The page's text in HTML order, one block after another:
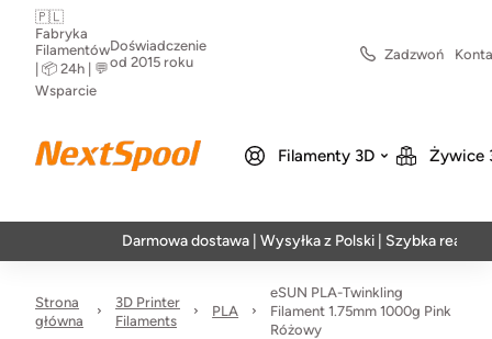
🇵🇱
Fabryka
Filamentów
| 📦 24h | 💬
Wsparcie
Doświadczenie
od 2015 roku
Zadzwoń
Filamenty 3D Żywice
Darmowa dostawa | Wysyłka z Polski | Szybka realizacja w
Strona
główna
3D Printer
Filaments
PLA
eSUN PLA-Twinkling
Filament 1.75mm 1000g Pink
Różowy